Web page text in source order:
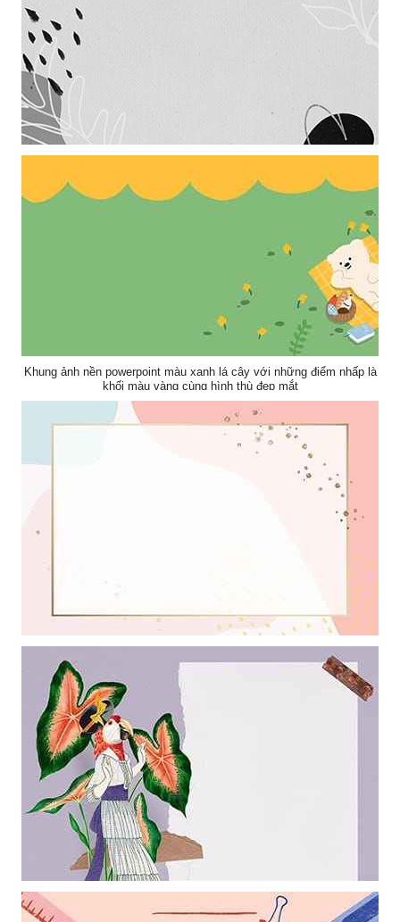
Khung ảnh nền powerpoint màu xanh lá cây với những điểm nhấp là
khối màu vàng cùng hình thù đẹp mắt
Khung ảnh nền powerpoint màu hồng với hiệu ứng trong xuất đẹp
Khung ảnh nền powerpoint màu tím nhạt trang trí hình cô gái và
những chiếc lá đẹp